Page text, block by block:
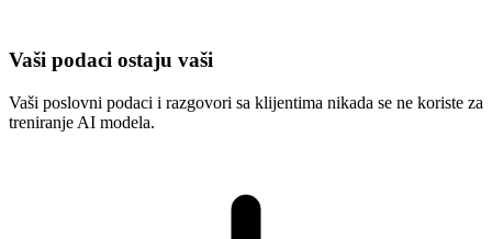
Vaši podaci ostaju vaši
Vaši poslovni podaci i razgovori sa klijentima nikada se ne koriste za
treniranje AI modela.